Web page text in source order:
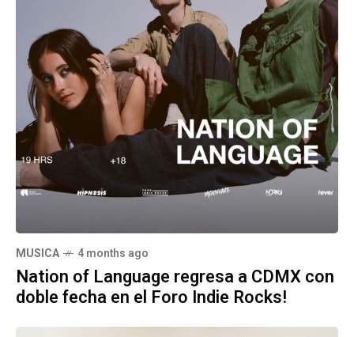
MUSICA 4 months ago
Nation of Language regresa a CDMX con
doble fecha en el Foro Indie Rocks!